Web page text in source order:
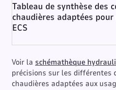
Tableau de synthèse des
chaudières adaptées
ECS
Voir la schémathèque
précisions sur les différentes
chaudières adaptées aux